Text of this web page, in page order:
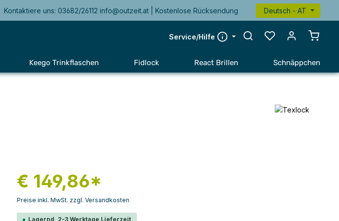
Kontaktiere uns: 03682/26112 info@outzeit.at | Kostenlose Rücksendung Deutsch - AT
Service/Hilfe
Keego Trinkflaschen Fidlock React Brillen Schnäppchen
€ 149,86*
Preise inkl. MwSt. zzgl. Versandkosten
Lagernd, 2-3 Werktage Lieferzeit